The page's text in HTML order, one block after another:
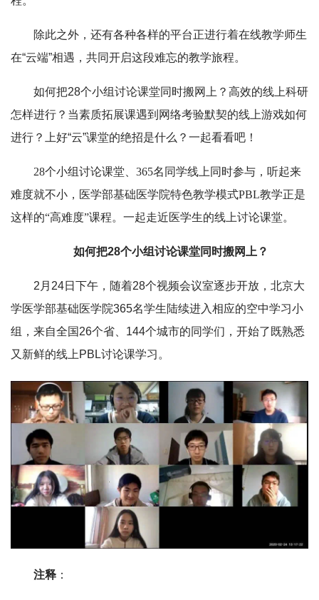
除此之外，还有各种各样的平台正进行着在线教学师生
在“云端”相遇，共同开启这段难忘的教学旅程。
如何把28个小组讨论课堂同时搬网上？高效的线上科研
怎样进行？当素质拓展课遇到网络考验默契的线上游戏如何
进行？上好“云”课堂的绝招是什么？一起看看吧！
28个小组讨论课堂、365名同学线上同时参与，听起来
难度就不小，医学部基础医学院特色教学模式PBL教学正是
这样的“高难度”课程。一起走近医学生的线上讨论课堂。
如何把28个小组讨论课堂同时搬网上？
2月24日下午，随着28个视频会议室逐步开放，北京大
学医学部基础医学院365名学生陆续进入相应的空中学习小
组，来自全国26个省、144个城市的同学们，开始了既熟悉
又新鲜的线上PBL讨论课学习。
注释 ：